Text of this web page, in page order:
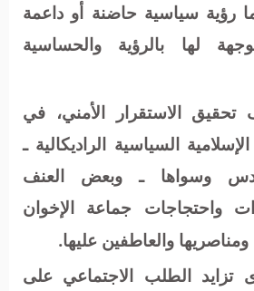
رؤية سياسية حاضنة أو داعمة
لها بالرؤية والحساسية
تحقيق الاستقرار الأمني، في
السياسية الراديكالية ـ
وسواها ـ وبعض العنف
واحتجاجات جماعة الإخوان
والعاطفين عليها.
تزايد الطلب الاجتماعي على